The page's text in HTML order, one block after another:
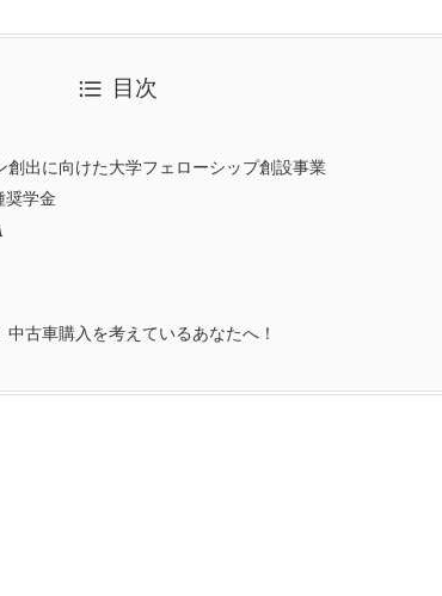
目次
創出に向けた大学フェローシップ創設事業
奨学金
中古車購入を考えているあなたへ！